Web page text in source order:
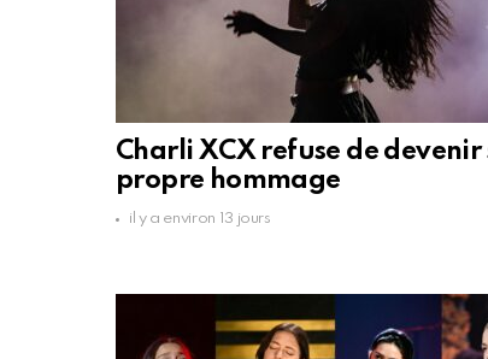
Charli XCX refuse de devenir
propre hommage
il y a environ 13 jours